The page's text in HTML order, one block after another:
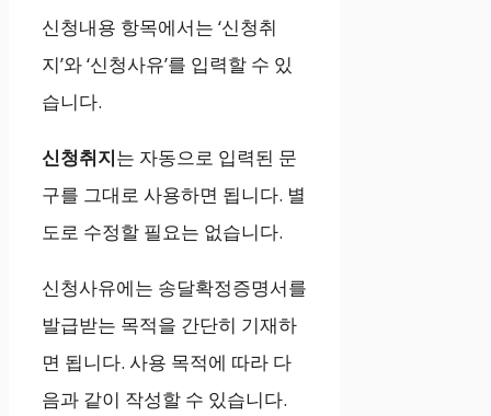
신청내용 항목에서는 ‘신청취
지’와 ‘신청사유’를 입력할 수 있
습니다.
신청취지는 자동으로 입력된 문
구를 그대로 사용하면 됩니다. 별
도로 수정할 필요는 없습니다.
신청사유에는 송달확정증명서를
발급받는 목적을 간단히 기재하
면 됩니다. 사용 목적에 따라 다
음과 같이 작성할 수 있습니다.